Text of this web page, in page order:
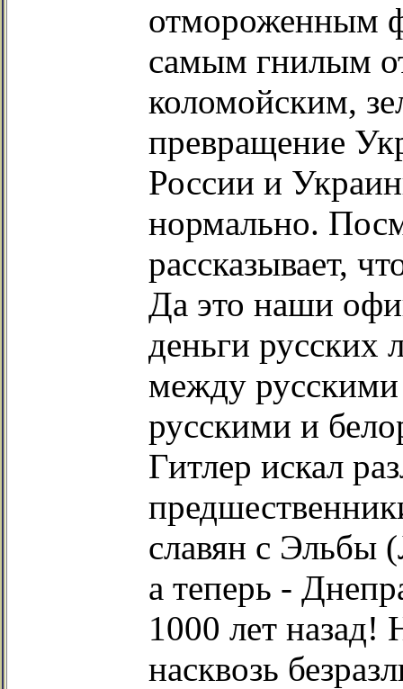
отмороженным
самым гнилым
коломойским,
превращение
России и
нормально.
рассказывает,
Да это наши
деньги русских
между
русскими и
Гитлер искал
славян с Эльбы
а теперь -
1000 лет назад!
насквозь